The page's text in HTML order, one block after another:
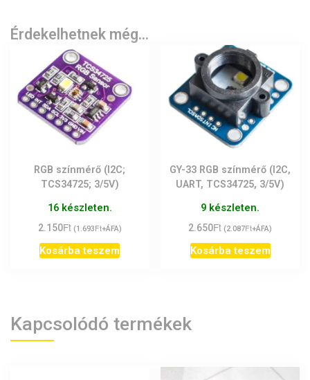
Érdekelhetnek még…
RGB színmérő (I2C;
TCS34725; 3/5V)
16 készleten.
2.150Ft (1.693Ft+ÁFA)
Kosárba teszem
GY-33 RGB színmérő (I2C,
UART, TCS34725, 3/5V)
9 készleten.
2.650Ft (2.087Ft+ÁFA)
Kosárba teszem
Kapcsolódó termékek